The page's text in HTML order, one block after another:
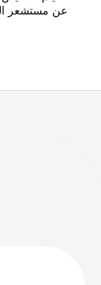
عن مستشعر